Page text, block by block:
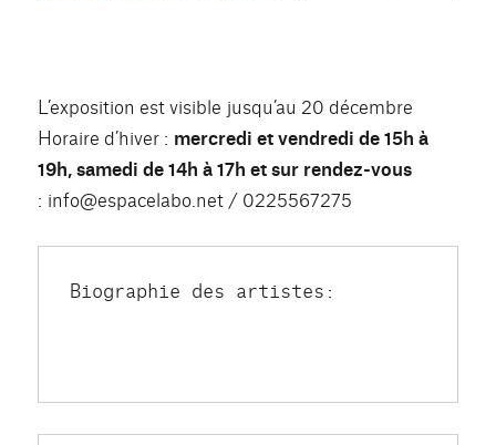
L’exposition est visible jusqu’au 20 décembre
Horaire d’hiver : mercredi et vendredi de 15h à
19h, samedi de 14h à 17h et sur rendez-vous
: info@espacelabo.net / 0225567275
Biographie des artistes: